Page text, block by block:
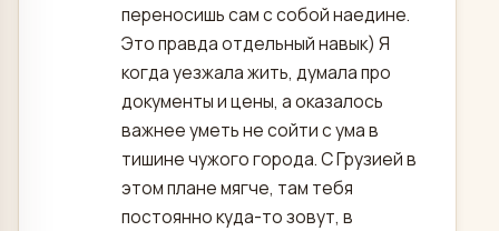
переносишь сам с собой наедине.
Это правда отдельный навык) Я
когда уезжала жить, думала про
документы и цены, а оказалось
важнее уметь не сойти с ума в
тишине чужого города. С Грузией в
этом плане мягче, там тебя
постоянно куда-то зовут, в